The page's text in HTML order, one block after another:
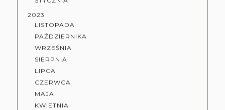
2023
LISTOPADA
PAŹDZIERNIKA
WRZEŚNIA
SIERPNIA
LIPCA
CZERWCA
MAJA
KWIETNIA